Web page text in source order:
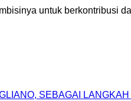
untuk berkontribusi
SEBAGAI